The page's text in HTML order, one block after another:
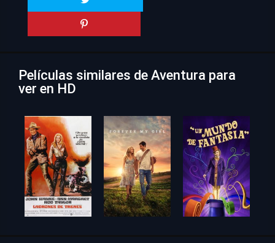
Películas similares de Aventura para
ver en HD